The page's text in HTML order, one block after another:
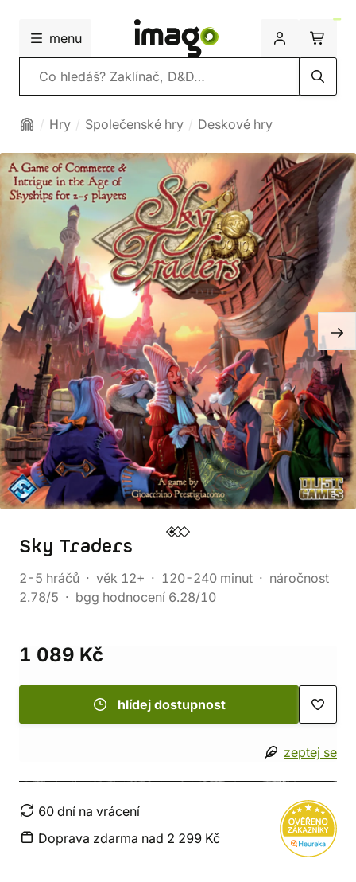
menu
Vyhledávání
Hry Společenské hry Deskové hry
Sky Traders
2-5 hráčů věk 12+ 120-240 minut
náročnost
2.78/5
bgg hodnocení 6.28/10
1 089 Kč
hlídej dostupnost
zeptej se
60 dní na vrácení
Doprava zdarma nad 2 299 Kč